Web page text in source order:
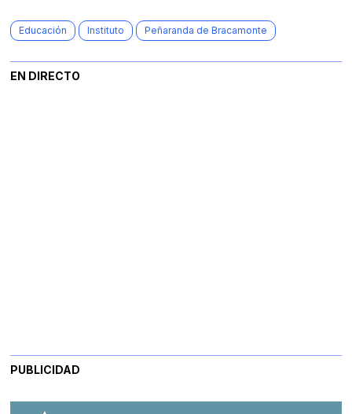
Educación Instituto Peñaranda de Bracamonte
EN DIRECTO
PUBLICIDAD